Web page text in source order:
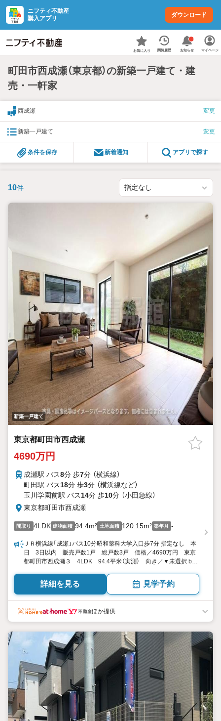
ニフティ不動産
購入アプリ
ダウンロード
お気に入り 閲覧履歴 お知らせ マイページ
町田市西成瀬（東京都）の新築一戸建て・建
売・一軒家
西成瀬 変更
新築一戸建て 変更
条件を保存 新着通知 アプリで探す
10件
新築一戸建て
東京都町田市西成瀬
4690万円
成瀬駅 バス8分 歩7分 （横浜線）
町田駅 バス18分 歩3分 （横浜線など）
玉川学園前駅 バス14分 歩10分 （小田急線）
東京都町田市西成瀬
間取り 4LDK 建物面積 94.4m² 土地面積 120.15m² 築年月 -
ＪＲ横浜線「成瀬」バス10分昭和薬科大学入口歩7分 指定なし 本
日 3日以内 販売戸数1戸 総戸数3戸 価格／4690万円 東京
都町田市西成瀬３ 4LDK 94.4平米（実測） 向き／▼未選択 by
詳細を見る 見学予約
ほか提供